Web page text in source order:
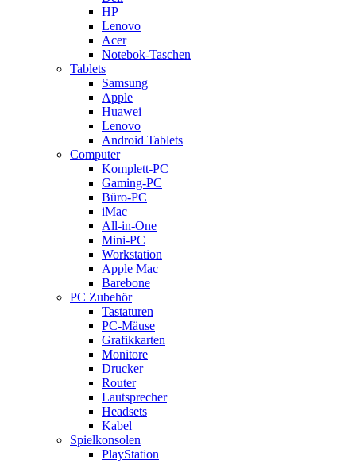
HP
Lenovo
Acer
Notebok-Taschen
Tablets
Samsung
Apple
Huawei
Lenovo
Android Tablets
Computer
Komplett-PC
Gaming-PC
Büro-PC
iMac
All-in-One
Mini-PC
Workstation
Apple Mac
Barebone
PC Zubehör
Tastaturen
PC-Mäuse
Grafikkarten
Monitore
Drucker
Router
Lautsprecher
Headsets
Kabel
Spielkonsolen
PlayStation